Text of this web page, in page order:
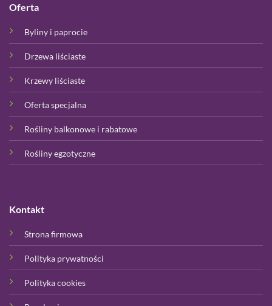
Oferta
Byliny i paprocie
Drzewa liściaste
Krzewy liściaste
Oferta specjalna
Rośliny balkonowe i rabatowe
Rośliny egzotyczne
Kontakt
Strona firmowa
Polityka prywatności
Polityka cookies